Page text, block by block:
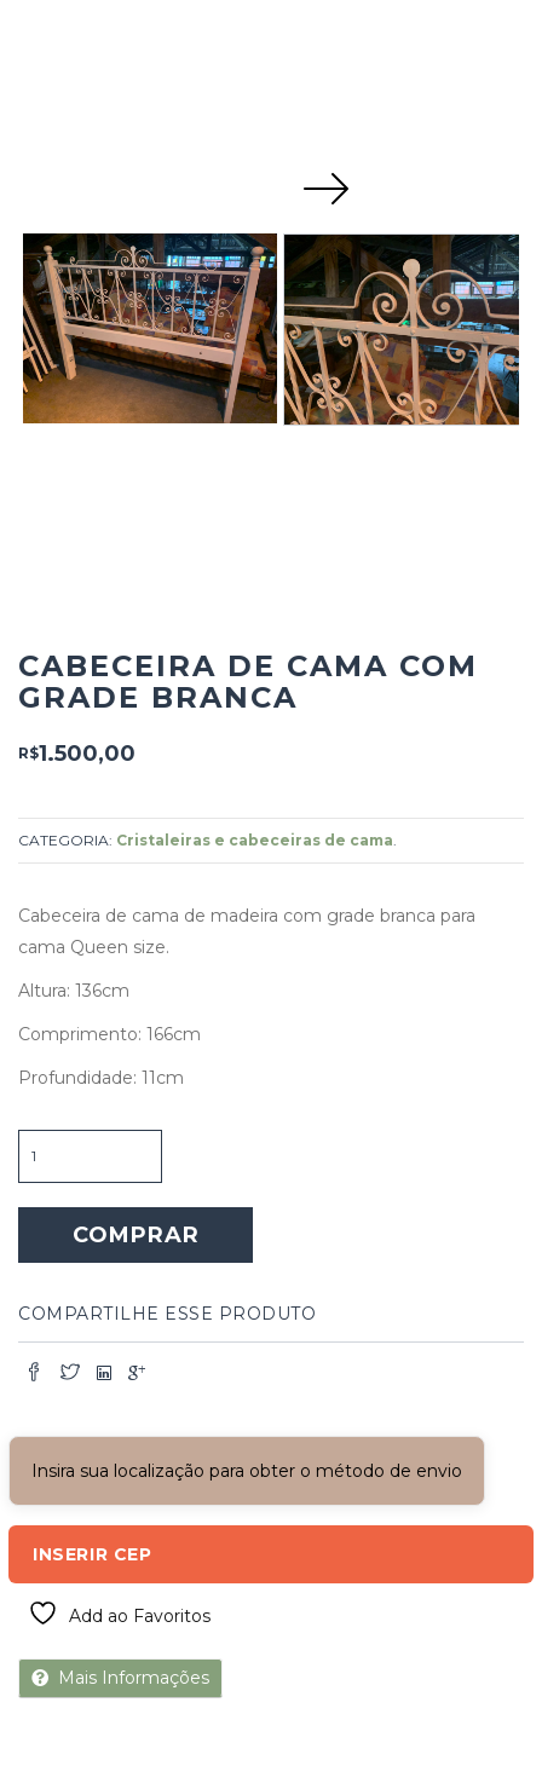
CABECEIRA DE CAMA COM
GRADE BRANCA
R$1.500,00
CATEGORIA: Cristaleiras e cabeceiras de cama
Cabeceira de cama de madeira com grade branca para
cama Queen size.
Altura: 136cm
Comprimento: 166cm
Profundidade: 11cm
de
cama
com
branca
COMPRAR
COMPARTILHE ESSE PRODUTO
Insira sua localização para obter o método de envio
INSERIR CEP
Add ao Favoritos
Mais Informações